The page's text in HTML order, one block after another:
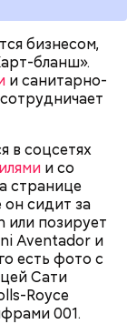
бизнесом,
бланш».
и санитарно-
в соцсетях
и со
странице
сидит за
или позирует
Aventador и
есть фото с
Сати
Royce
001.
, потом
рублей. Но в
третье лицо
что не
ругал
для него
был
Еще
он считал
последней